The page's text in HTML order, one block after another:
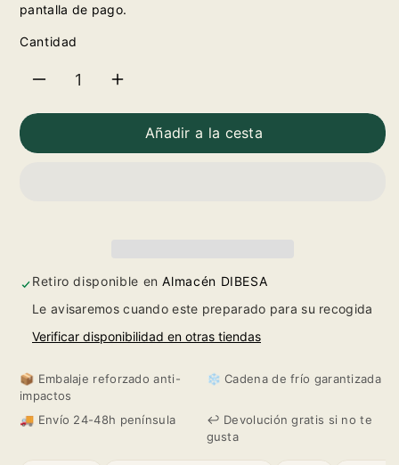
pantalla de pago.
Cantidad
Valdobbiadene
Prosecco
DOCG
cantidad
Valdobbiadene
Prosecco
Superiore
Añadir a la cesta
Retiro disponible enAlmacén DIBESA
Le avisaremos cuando este preparado para su recogida
Verificar disponibilidad en otras tiendas
📦 Embalaje reforzado anti-
impactos
❄️ Cadena de frío garantizada
🚚 Envío 24-48h península
↩️ Devolución gratis si no te
gusta